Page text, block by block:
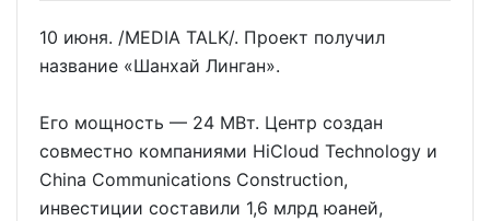
10 июня. /MEDIA TALK/. Проект получил
название «Шанхай Линган».
Его мощность — 24 МВт. Центр создан
совместно компаниями HiCloud Technology и
China Communications Construction,
инвестиции составили 1,6 млрд юаней,